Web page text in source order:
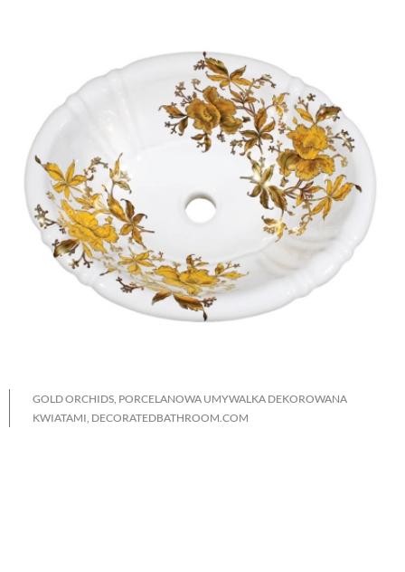
GOLD ORCHIDS, PORCELANOWA UMYWALKA DEKOROWANA
KWIATAMI, DECORATEDBATHROOM.COM